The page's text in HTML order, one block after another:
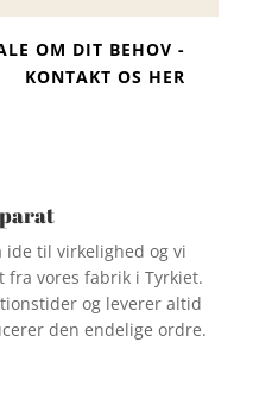
OM DIT BEHOV -
KONTAKT OS HER
ide til virkelighed og vi
fra vores fabrik i Tyrkiet.
og leverer altid
den endelige ordre.